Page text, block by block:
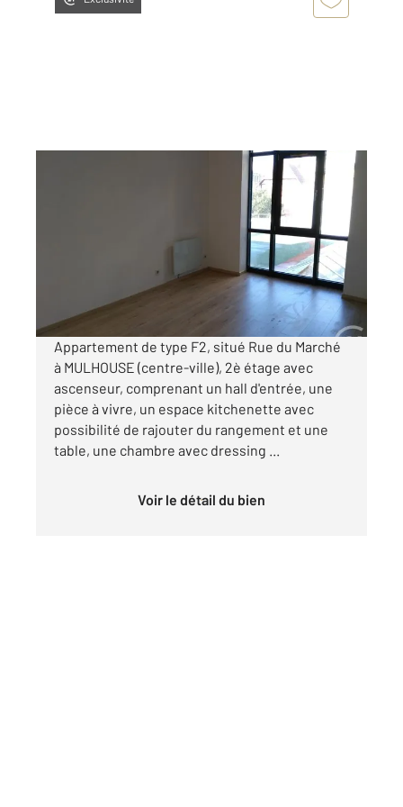
Appartement F2 à louer
par mois charges comprises
Appartement de type F2, situé Rue du Marché
à MULHOUSE (centre-ville), 2è étage avec
ascenseur, comprenant un hall d'entrée, une
pièce à vivre, un espace kitchenette avec
possibilité de rajouter du rangement et une
table, une chambre avec dressing ...
Voir le détail du bien